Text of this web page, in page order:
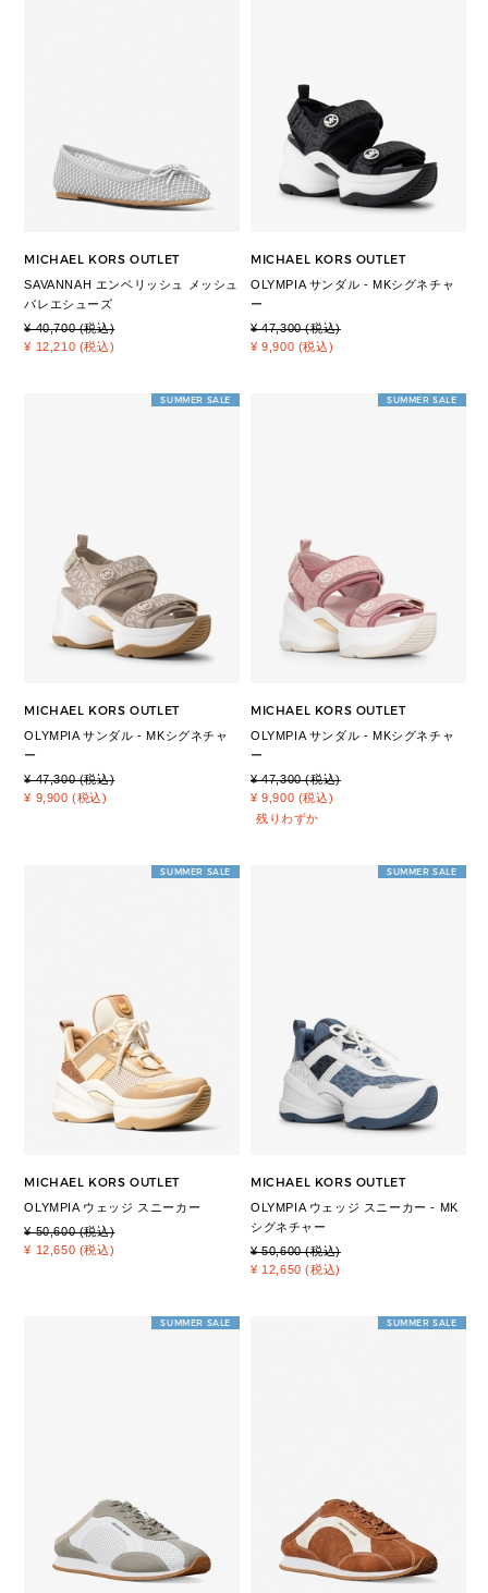
MICHAEL KORS OUTLET
SAVANNAH エンベリッシュ メッシュ
バレエシューズ
¥ 40,700 (税込)
¥ 12,210 (税込)
MICHAEL KORS OUTLET
OLYMPIA サンダル - MKシグネチャ
ー
¥ 47,300 (税込)
¥ 9,900 (税込)
SUMMER SALE
MICHAEL KORS OUTLET
OLYMPIA サンダル - MKシグネチャ
ー
¥ 47,300 (税込)
¥ 9,900 (税込)
SUMMER SALE
MICHAEL KORS OUTLET
OLYMPIA サンダル - MKシグネチャ
ー
¥ 47,300 (税込)
¥ 9,900 (税込)
残りわずか
SUMMER SALE
MICHAEL KORS OUTLET
OLYMPIA ウェッジ スニーカー
¥ 50,600 (税込)
¥ 12,650 (税込)
SUMMER SALE
MICHAEL KORS OUTLET
OLYMPIA ウェッジ スニーカー - MK
シグネチャー
¥ 50,600 (税込)
¥ 12,650 (税込)
SUMMER SALE SUMMER SALE